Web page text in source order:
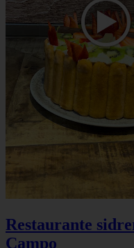
Restaurante
Campo